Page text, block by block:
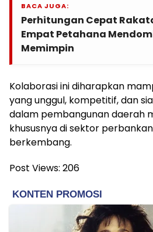
BACA JUGA:
Perhitungan Cepat
Empat Petahana
Memimpin
Kolaborasi ini diharapkan
yang unggul, kompetitif, dan
dalam pembangunan daerah
khususnya di sektor
berkembang.
Post Views: 206